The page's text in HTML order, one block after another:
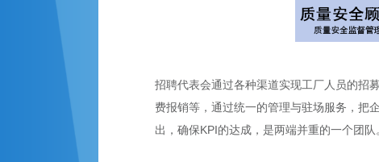
招聘代表会通过各种渠道实现工厂人员的招
费报销等，通过统一的管理与驻场服务，把
出，确保KPI的达成，是两端并重的一个团队